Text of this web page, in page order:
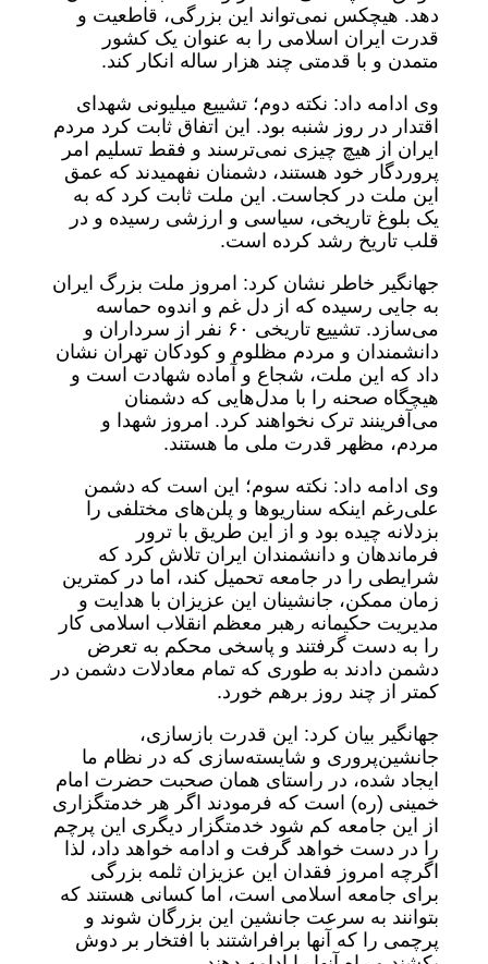
دهد. هیچکس نمی‌تواند این بزرگی، قاطعیت و
قدرت ایران اسلامی را به عنوان یک کشور
متمدن و با قدمتی چند هزار ساله انکار کند.
وی ادامه داد: نکته دوم؛ تشییع میلیونی شهدای
اقتدار در روز شنبه بود. این اتفاق ثابت کرد مردم
ایران از هیچ چیزی نمی‌ترسند و فقط تسلیم امر
پروردگار خود هستند، دشمنان نفهمیدند که عمق
این ملت در کجاست. این ملت ثابت کرد که به
یک بلوغ تاریخی، سیاسی و ارزشی رسیده و در
قلب تاریخ رشد کرده است.
جهانگیر خاطر نشان کرد: امروز ملت بزرگ ایران
به جایی رسیده که از دل غم و اندوه حماسه
می‌سازد. تشییع تاریخی ۶۰ نفر از سرداران و
دانشمندان و مردم مظلوم و کودکان تهران نشان
داد که این ملت، شجاع و آماده شهادت است و
هیچگاه صحنه را با مدل‌هایی که دشمنان
می‌آفرینند ترک نخواهند کرد. امروز شهدا و
مردم، مظهر قدرت ملی ما هستند.
وی ادامه داد: نکته سوم؛ این است که دشمن
علی‌رغم اینکه سناریو‌ها و پلن‌های مختلفی را
بزدلانه چیده بود و از این طریق با ترور
فرماندهان و دانشمندان ایران تلاش کرد که
شرایطی را در جامعه تحمیل کند، اما در کمترین
زمان ممکن، جانشینان این عزیزان با هدایت و
مدیریت حکیمانه رهبر معظم انقلاب اسلامی کار
را به دست گرفتند و پاسخی محکم به تعرض
دشمن دادند به طوری که تمام معادلات دشمن در
کمتر از چند روز برهم خورد.
جهانگیر بیان کرد: این قدرت بازسازی،
جانشین‌پروری و شایسته‌سازی که در نظام ما
ایجاد شده، در راستای همان صحبت حضرت امام
خمینی (ره) است که فرمودند اگر هر خدمتگزاری
از این جامعه کم شود خدمتگزار دیگری این پرچم
را در دست خواهد گرفت و ادامه خواهد داد، لذا
اگرچه امروز فقدان این عزیزان ثلمه بزرگی
برای جامعه اسلامی است، اما کسانی هستند که
بتوانند به سرعت جانشین این بزرگان شوند و
پرچمی را که آنها برافراشتند با افتخار بر دوش